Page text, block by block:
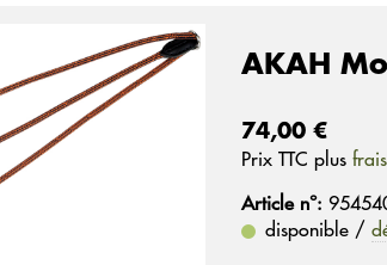
AKAH
74,00 €
Prix ​​TTC plus
Article n°:
disponible /